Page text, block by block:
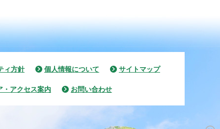
ィ方針 個人情報について サイトマップ
・アクセス案内 お問い合わせ